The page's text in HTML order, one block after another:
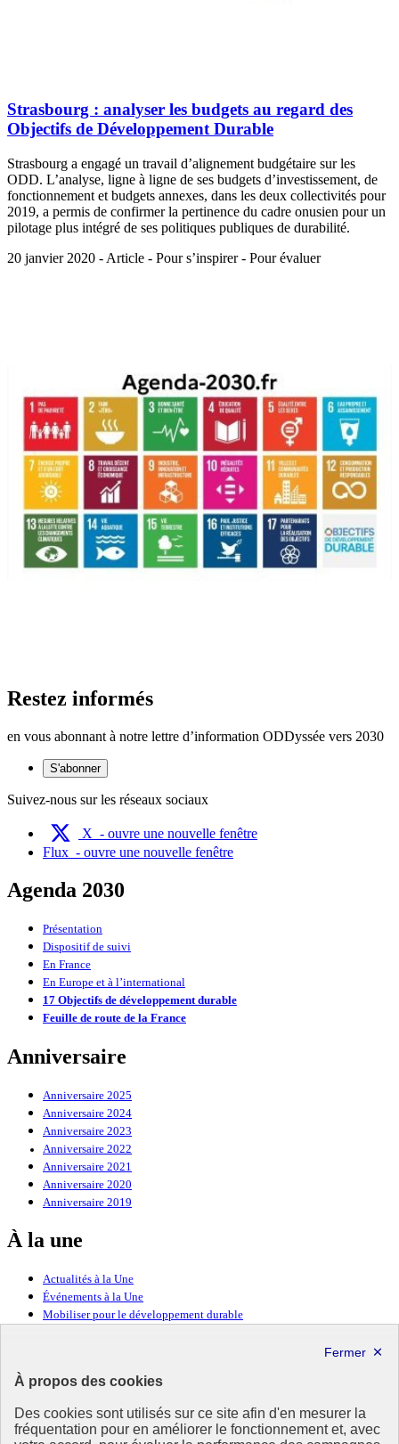
À propos des cookies
Des cookies sont utilisés sur ce site afin d'en mesurer la
fréquentation pour en améliorer le fonctionnement et, avec
Strasbourg : analyser les budgets au regard des
Objectifs de Développement Durable
Strasbourg a engagé un travail d’alignement budgétaire sur les
ODD. L’analyse, ligne à ligne de ses budgets d’investissement, de
fonctionnement et budgets annexes, dans les deux collectivités pour
2019, a permis de confirmer la pertinence du cadre onusien pour un
pilotage plus intégré de ses politiques publiques de durabilité.
20 janvier 2020 - Article - Pour s’inspirer - Pour évaluer
Restez informés
en vous abonnant à notre lettre d’information ODDyssée vers 2030
S'abonner
Suivez-nous sur les réseaux sociaux
X - ouvre une nouvelle fenêtre
Flux - ouvre une nouvelle fenêtre
Agenda 2030
Présentation
Dispositif de suivi
En France
En Europe et à l’international
17 Objectifs de développement durable
Feuille de route de la France
Anniversaire
Anniversaire 2025
Anniversaire 2024
Anniversaire 2023
Anniversaire 2022
Anniversaire 2021
Anniversaire 2020
Anniversaire 2019
À la une
Actualités à la Une
Événements à la Une
Mobiliser pour le développement durable
Ressources
Ressources